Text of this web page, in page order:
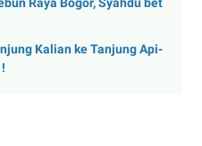
Raya Bogor, Syahdu bet
Kalian ke Tanjung Api-